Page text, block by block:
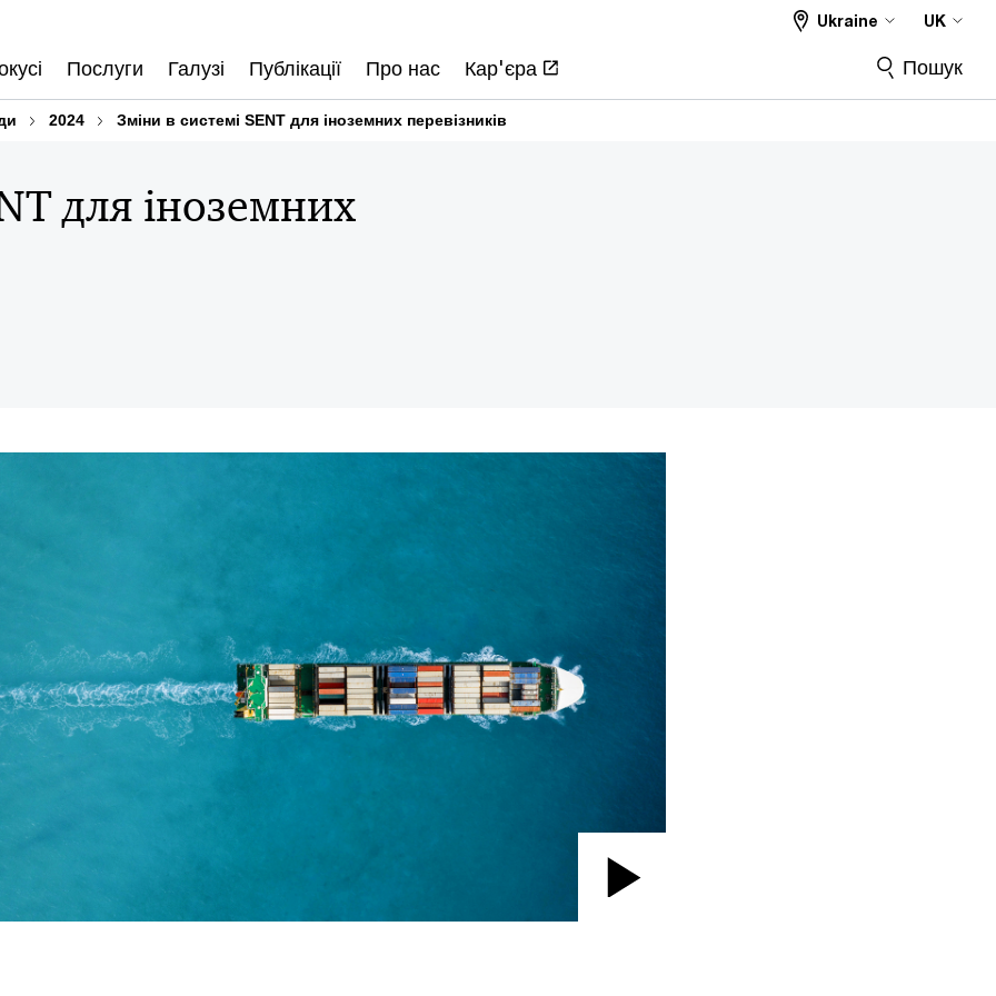
Послуги Галузі Публікації Про нас Кар'єра
Ukraine UK
Пошук
2024 Зміни в системі SENT для іноземних перевізників
для іноземних
Play